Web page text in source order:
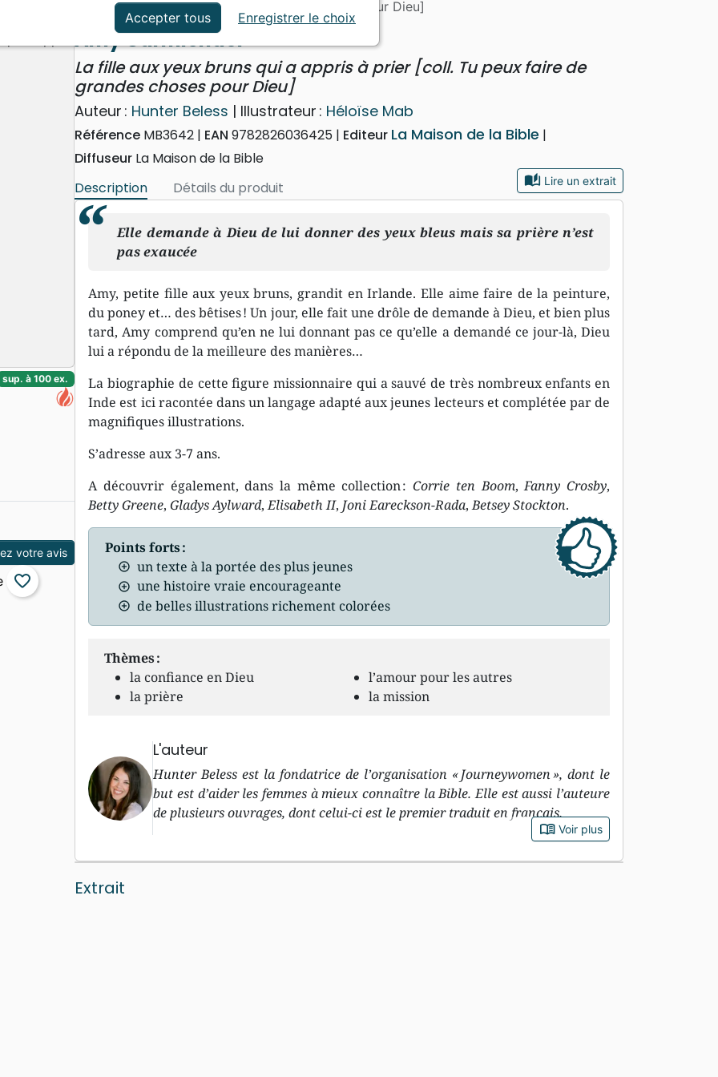
Événements actuels
a appris à prier [coll. Tu peux faire de grandes choses pour Dieu]
Amy Carmichael
La fille aux yeux bruns qui a appris à prier [coll. Tu peux faire de
grandes choses pour Dieu]
Auteur : Hunter Beless | Illustrateur : Héloïse Mab
Référence MB3642 EAN 9782826036425 Editeur La Maison de la Bible
Diffuseur La Maison de la Bible
Description
Détails du produit auto_stories Lire un extrait
Elle demande à Dieu de lui donner des yeux bleus mais sa prière n’est
pas exaucée
Amy, petite fille aux yeux bruns, grandit en Irlande. Elle aime faire de la peinture,
du poney et… des bêtises ! Un jour, elle fait une drôle de demande à Dieu, et bien plus
tard, Amy comprend qu’en ne lui donnant pas ce qu’elle a demandé ce jour-là, Dieu
lui a répondu de la meilleure des manières…
La biographie de cette figure missionnaire qui a sauvé de très nombreux enfants en
Inde est ici racontée dans un langage adapté aux jeunes lecteurs et complétée par de
magnifiques illustrations.
S’adresse aux 3-7 ans.
A découvrir également, dans la même collection :Corrie ten Boom,Fanny Crosby,
Betty Greene,Gladys Aylward,Elisabeth II, Joni Eareckson-Rada,Betsey Stockton.
Points forts :
un texte à la portée des plus jeunes
une histoire vraie encourageante
de belles illustrations richement colorées
Thèmes :
la confiance en Dieu
la prière
l’amour pour les autres
la mission
L'auteur
Hunter Beless est la fondatrice de l’organisation « Journeywomen », dont le
but est d’aider les femmes à mieux connaître la Bible. Elle est aussi l’auteure
de plusieurs ouvrages, dont celui-ci est le premier traduit en français.
book_open Voir plus
Extrait
sup. à 100 ex.
votre avis
favorite_border
Accepter tous Enregistrer le choix